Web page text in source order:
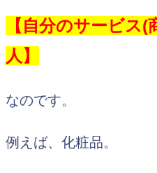
【自分のサービス
人】
なのです。
例えば、化粧品。